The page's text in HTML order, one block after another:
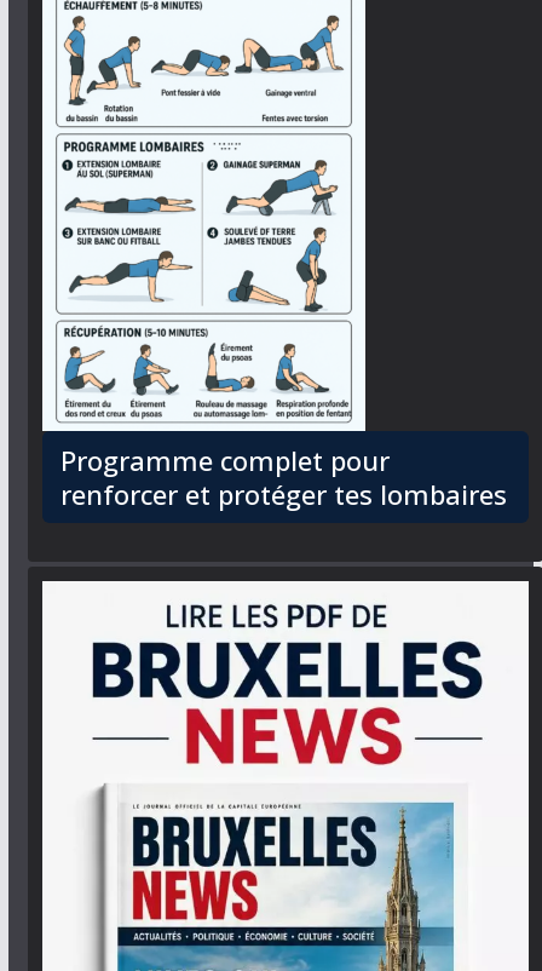
Programme complet pour
renforcer et protéger tes lombaires